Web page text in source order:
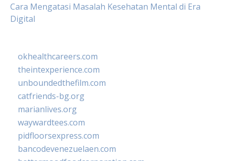
Cara Mengatasi Masalah Kesehatan Mental di Era
Digital
okhealthcareers.com
theintexperience.com
unboundedthefilm.com
catfriends-bg.org
marianlives.org
waywardtees.com
pidfloorsexpress.com
bancodevenezuelaen.com